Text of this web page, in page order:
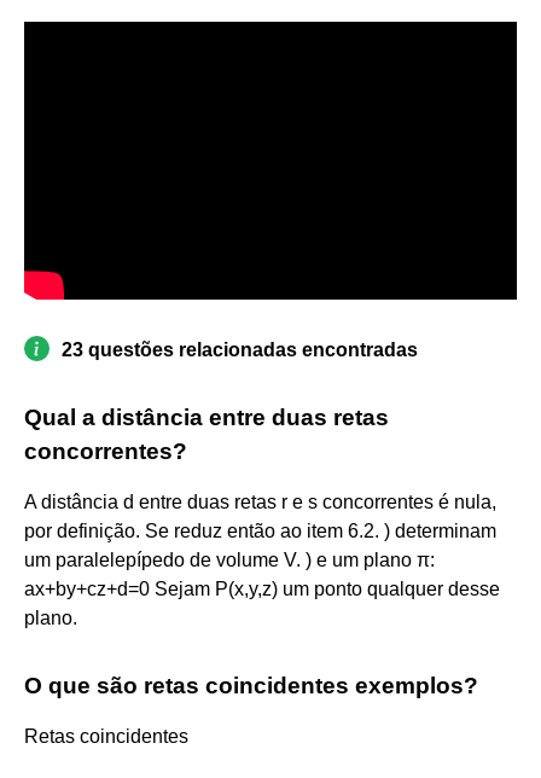
23 questões relacionadas encontradas
Qual a distância entre duas retas
concorrentes?
A distância d entre duas retas r e s concorrentes é nula,
por definição. Se reduz então ao item 6.2. ) determinam
um paralelepípedo de volume V. ) e um plano π:
ax+by+cz+d=0 Sejam P(x,y,z) um ponto qualquer desse
plano.
O que são retas coincidentes exemplos?
Retas coincidentes